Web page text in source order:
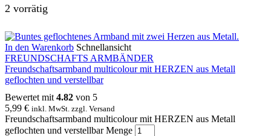
2 vorrätig
In den Warenkorb Schnellansicht
FREUNDSCHAFTS ARMBÄNDER
Freundschaftsarmband multicolour mit HERZEN aus Metall
geflochten und verstellbar
Bewertet mit 4.82 von 5
5,99 € inkl. MwSt. zzgl. Versand
Freundschaftsarmband multicolour mit HERZEN aus Metall
geflochten und verstellbar Menge